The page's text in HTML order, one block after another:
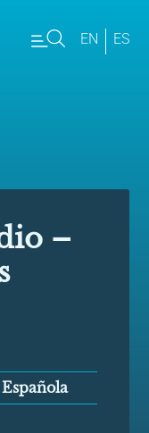
EN ES
–